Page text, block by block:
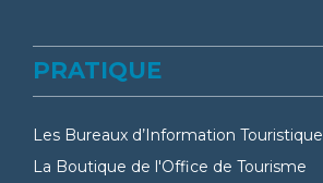
PRATIQUE
Les Bureaux d’Information Touristique
La Boutique de l'Office de Tourisme